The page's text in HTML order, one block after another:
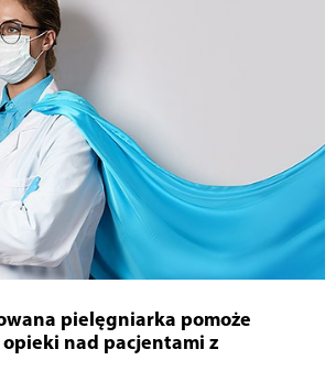
pielęgniarka pomoże
nad pacjentami z